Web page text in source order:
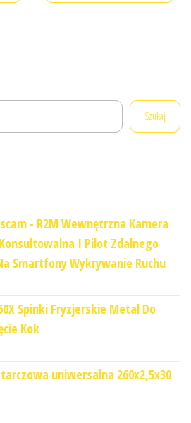
Szukaj
- R2M Wewnętrzna Kamera
I Pilot Zdalnego
Smartfony Wykrywanie Ruchu
Spinki Fryzjerskie Metal Do
Kok
uniwersalna 260x2,5x30